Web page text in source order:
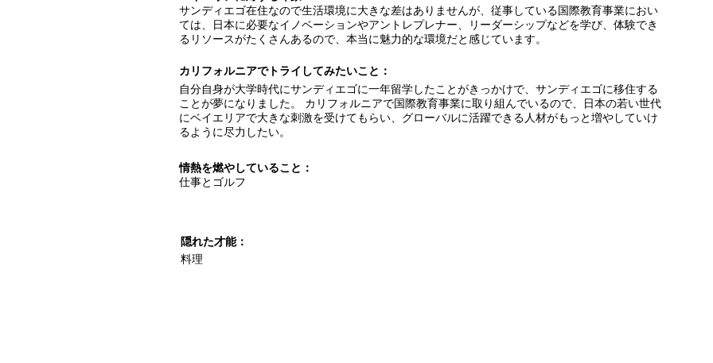
サンディエゴ在住なので生活環境に大きな差はありませんが、従事している国際教育事業におい
ては、日本に必要なイノベーションやアントレプレナー、リーダーシップなどを学び、体験でき
るリソースがたくさんあるので、本当に魅力的な環境だと感じています。
カリフォルニアでトライしてみたいこと：
自分自身が大学時代にサンディエゴに一年留学したことがきっかけで、サンディエゴに移住する
ことが夢になりました。 カリフォルニアで国際教育事業に取り組んでいるので、日本の若い世代
にベイエリアで大きな刺激を受けてもらい、グローバルに活躍できる人材がもっと増やしていけ
るように尽力したい。
情熱を燃やしていること：
仕事とゴルフ
隠れた才能：
料理